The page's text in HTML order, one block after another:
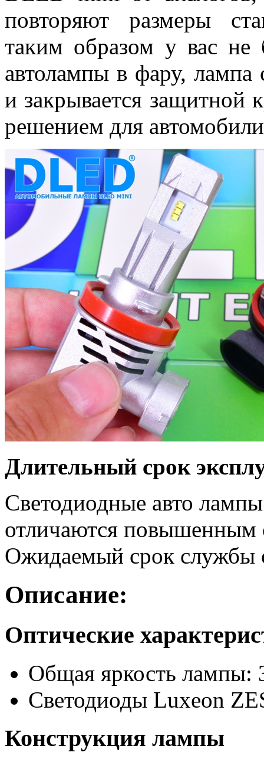
повторяют размеры
таким образом у вас
автолампы в фару, лампа
и закрывается защитной
решением для
Длительный срок
Светодиодные авто
отличаются повышенным
Ожидаемый срок службы
Описание:
Оптические
Общая яркость лампы:
Светодиоды Luxeon
Конструкция лампы